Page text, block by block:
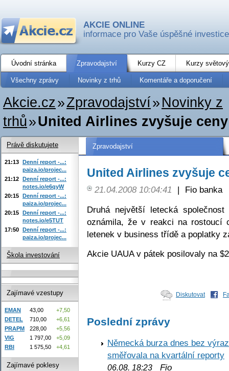
AKCIE ONLINE
informace pro Vaše úspěšné investice
Úvodní stránka Zpravodajství Kurzy CZ Kurzy
Všechny zprávy Novinky z trhů Komentáře a doporučení
Akcie.cz»Zpravodajství» Novinky z
trhů»United Airlines zvyšuje
Zpravodajství
United Airlines zvyšuje
21.04.2008 10:04:41 |
Fio banka
Druhá největší letecká
oznámila, že v reakci na rostoucí
letenek v business třídě a poplatky
Akcie UAUA v pátek posilovaly na
Diskutovat
Poslední zprávy
Německá burza dnes bez
směřovala na kvartální reporty
06.08. 18:23 Fio
Právě diskutujete
21:13 Denní report -...:
paiza.io/projec...
21:12 Denní report -...:
notes.io/e6qyW
20:15 Denní report -...:
paiza.io/projec...
20:15 Denní report -...:
notes.io/e5TUT
17:50 Denní report -...:
paiza.io/projec...
Škola investování
Zajímavé vzestupy
EMAN 43,00
+7,50
DETEL
710,00
+6,61
PRAPM
228,00
+5,56
VIG
1 797,00
+5,09
RBI
1 575,50 +4,61
Zajímavé poklesy